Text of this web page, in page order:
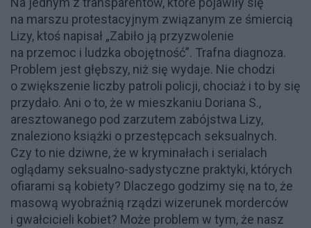
na marszu protestacyjnym związanym ze śmiercią
Lizy, ktoś napisał „Zabiło ją przyzwolenie
na przemoc i ludzka obojętność”. Trafna diagnoza.
Problem jest głębszy, niż się wydaje. Nie chodzi
o zwiększenie liczby patroli policji, chociaż i to by się
przydało. Ani o to, że w mieszkaniu Doriana S.,
aresztowanego pod zarzutem zabójstwa Lizy,
znaleziono książki o przestępcach seksualnych.
Czy to nie dziwne, że w kryminałach i serialach
oglądamy seksualno-sadystyczne praktyki, których
ofiarami są kobiety? Dlaczego godzimy się na to, że
masową wyobraźnią rządzi wizerunek morderców
i gwałcicieli kobiet? Może problem w tym, że nasz